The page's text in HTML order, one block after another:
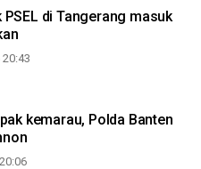
di Tangerang masuk
kemarau, Polda Banten